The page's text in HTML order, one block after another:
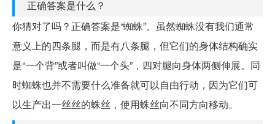
正确答案是什么？
你猜对了吗？正确答案是“蜘蛛”。虽然蜘蛛没有我们通常
意义上的四条腿，而是有八条腿，但它们的身体结构确实
是“一个背”或者叫做“一个头”，四对腿向身体两侧伸展。同
时蜘蛛也并不需要什么准备就可以自由行动，因为它们可
以生产出一丝丝的蛛丝，使用蛛丝向不同方向移动。